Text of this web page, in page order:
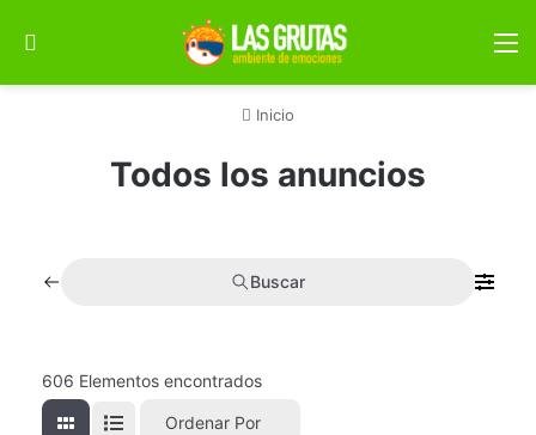
Inicio
Todos los anuncios
Buscar
606 Elementos encontrados
Ordenar Por